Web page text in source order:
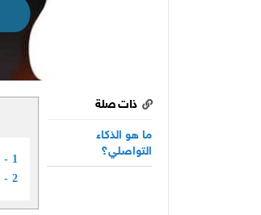
ذات صلة
ما هو الذكاء
التواصلي؟
1
2